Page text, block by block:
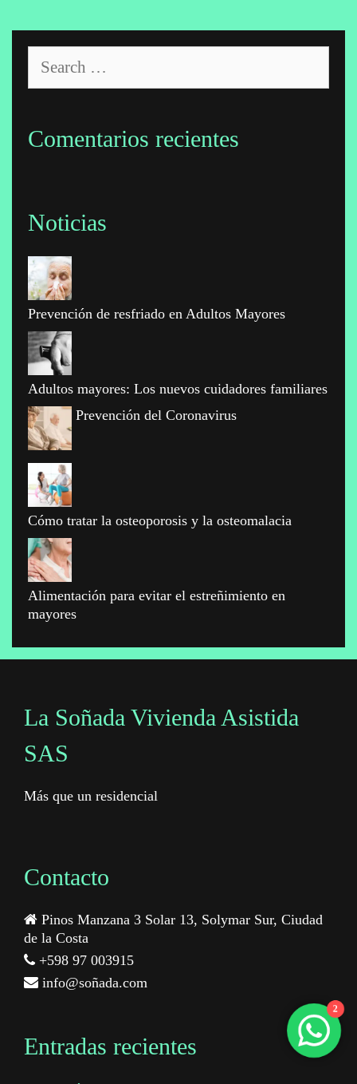
for:
Comentarios recientes
Noticias
Prevención de resfriado en Adultos Mayores
Adultos mayores: Los nuevos cuidadores familiares
Prevención del Coronavirus
Cómo tratar la osteoporosis y la osteomalacia
Alimentación para evitar el estreñimiento en
mayores
La Soñada Vivienda Asistida
SAS
Más que un residencial
Contacto
Pinos Manzana 3 Solar 13, Solymar Sur, Ciudad
de la Costa
+598 97 003915
info@soñada.com
Entradas recientes
2